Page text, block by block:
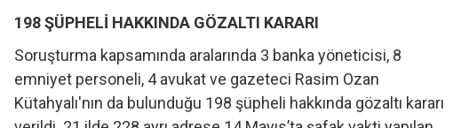
198 ŞÜPHELİ HAKKINDA GÖZALTI KARARI
Soruşturma kapsamında aralarında 3 banka yöneticisi, 8
emniyet personeli, 4 avukat ve gazeteci Rasim Ozan
Kütahyalı'nın da bulunduğu 198 şüpheli hakkında gözaltı kararı